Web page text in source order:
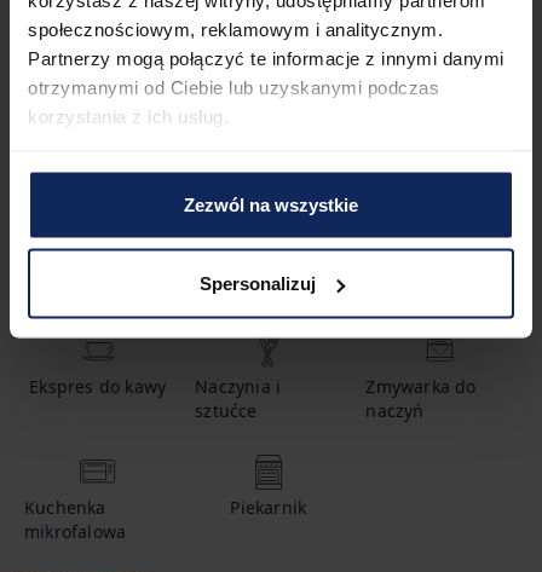
społecznościowym, reklamowym i analitycznym.
Partnerzy mogą połączyć te informacje z innymi danymi
otrzymanymi od Ciebie lub uzyskanymi podczas
korzystania z ich usług.
Zezwól na wszystkie
Spersonalizuj
1.5 łazienki
Udogodnienia
Ekspres do kawy
Naczynia i
sztućce
Zmywarka do
naczyń
Kuchenka
mikrofalowa
Piekarnik